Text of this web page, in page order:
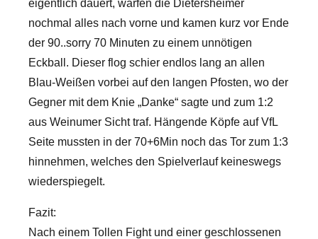
eigentlich dauert, warfen die Dietersheimer
nochmal alles nach vorne und kamen kurz vor Ende
der 90..sorry 70 Minuten zu einem unnötigen
Eckball. Dieser flog schier endlos lang an allen
Blau-Weißen vorbei auf den langen Pfosten, wo der
Gegner mit dem Knie „Danke“ sagte und zum 1:2
aus Weinumer Sicht traf. Hängende Köpfe auf VfL
Seite mussten in der 70+6Min noch das Tor zum 1:3
hinnehmen, welches den Spielverlauf keineswegs
wiederspiegelt.
Fazit:
Nach einem Tollen Fight und einer geschlossenen